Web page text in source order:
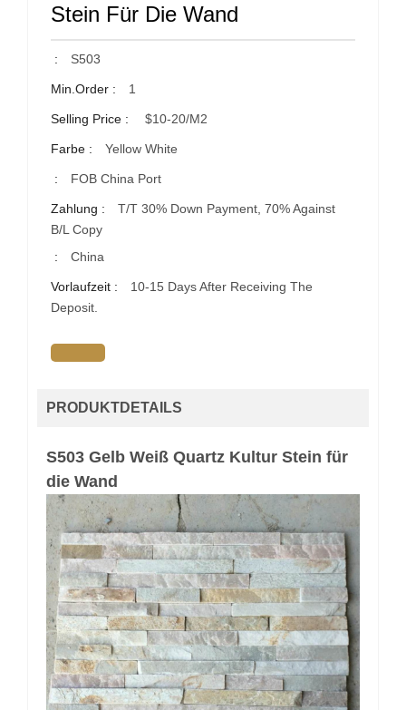
Stein Für Die Wand
: S503
Min.Order : 1
Selling Price : $10-20/m2
Farbe : Yellow White
: FOB China Port
Zahlung :
T/T 30% Down Payment, 70% Against
B/L Copy
:
China
Vorlaufzeit :
10-15 Days After Receiving The
Deposit.
PRODUKTDETAILS
S503 Gelb Weiß Quartz Kultur Stein für
die Wand